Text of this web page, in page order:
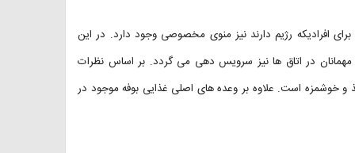
افرادیکه رژیم دارند نیز منوی مخصوصی وجود دارد. در این
در اتاق ها نیز سرویس دهی می گردد. بر اساس نظرات
و خوشمزه است. علاوه بر وعده های اصلی غذایی بوفه موجود در